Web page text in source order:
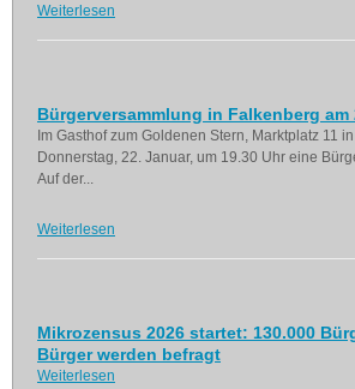
Weiterlesen
Bürgerversammlung in Falkenberg am
Im Gasthof zum Goldenen Stern, Marktplatz 11
Donnerstag, 22. Januar, um 19.30 Uhr eine
Auf der...
Weiterlesen
Mikrozensus 2026 startet: 130.000
Bürger werden befragt
Weiterlesen